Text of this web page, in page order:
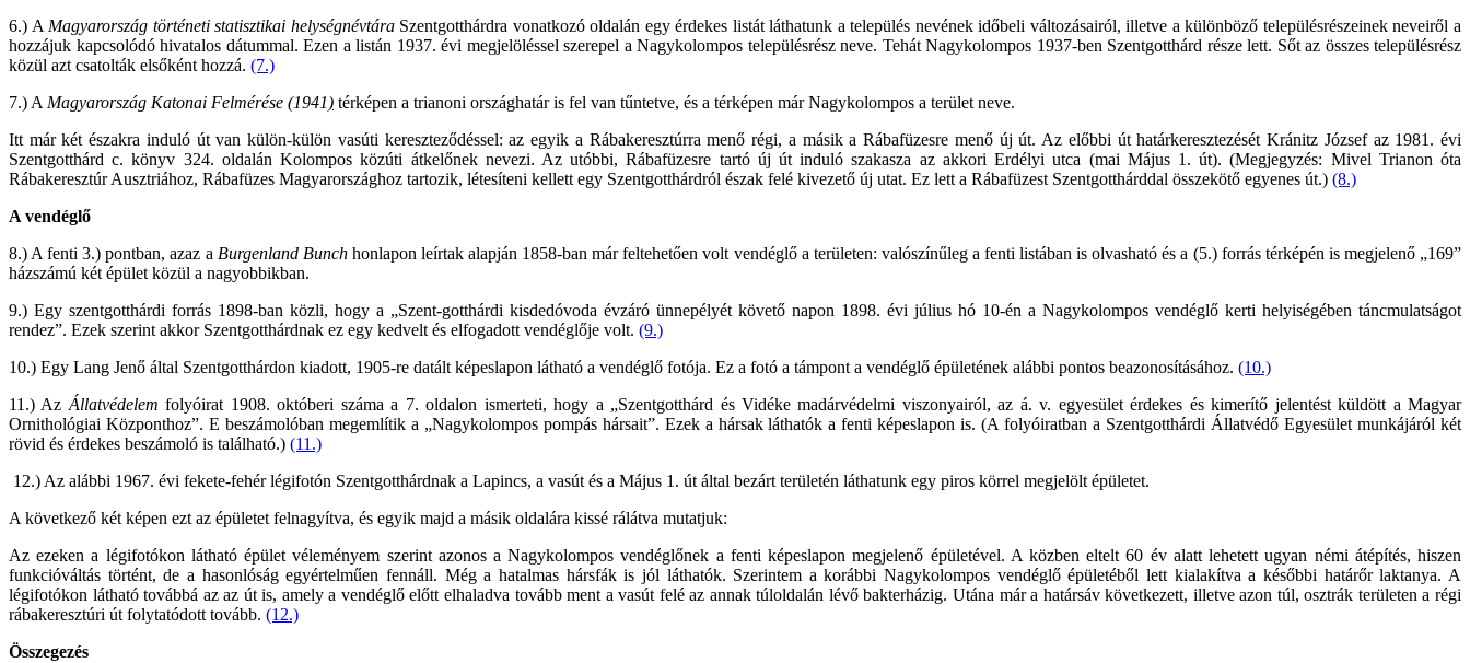
6.) A Magyarország történeti statisztikai helységnévtáraSzentgotthárdra vonatkozó oldalán egy érdekes listát láthatunk a település nevének időbeli változásairól, illetve a különböző településrészeinek neveiről a
hozzájuk kapcsolódó hivatalos dátummal. Ezen a listán 1937. évi megjelöléssel szerepel a Nagykolompos településrész neve. Tehát Nagykolompos 1937-ben Szentgotthárd része lett. Sőt az összes településrész
közül azt csatolták elsőként hozzá. (7.)
7.) A Magyarország Katonai Felmérése (1941) térképen a trianoni országhatár is fel van tűntetve, és a térképen már Nagykolompos a terület neve.
Itt már két északra induló út van külön-külön vasúti kereszteződéssel: az egyik a Rábakeresztúrra menő régi, a másik a Rábafüzesre menő új út. Az előbbi út határkeresztezését Kránitz József az 1981. évi
Szentgotthárd c. könyv 324. oldalán Kolompos közúti átkelőnek nevezi. Az utóbbi, Rábafüzesre tartó új út induló szakasza az akkori Erdélyi utca (mai Május 1. út). (Megjegyzés: Mivel Trianon óta
Rábakeresztúr Ausztriához, Rábafüzes Magyarországhoz tartozik, létesíteni kellett egy Szentgotthárdról észak felé kivezető új utat. Ez lett a Rábafüzest Szentgotthárddal összekötő egyenes út.) (8.)
A vendéglő
8.) A fenti 3.) pontban, azaz a Burgenland Bunchhonlapon leírtak alapján 1858-ban már feltehetően volt vendéglő a területen: valószínűleg a fenti listában is olvasható és a (5.) forrás térképén is megjelenő „169”
házszámú két épület közül a nagyobbikban.
9.) Egy szentgotthárdi forrás 1898-ban közli, hogy a „Szent-gotthárdi kisdedóvoda évzáró ünnepélyét követő napon 1898. évi július hó 10-én a Nagykolompos vendéglő kerti helyiségében táncmulatságot
rendez”. Ezek szerint akkor Szentgotthárdnak ez egy kedvelt és elfogadott vendéglője volt. (9.)
10.) Egy Lang Jenő által Szentgotthárdon kiadott, 1905-re datált képeslapon látható a vendéglő fotója. Ez a fotó a támpont a vendéglő épületének alábbi pontos beazonosításához. (10.)
11.) Az Állatvédelem folyóirat 1908. októberi száma a 7. oldalon ismerteti, hogy a „Szentgotthárd és Vidéke madárvédelmi viszonyairól, az á. v. egyesület érdekes és kimerítő jelentést küldött a Magyar
Ornithológiai Központhoz”. E beszámolóban megemlítik a „Nagykolompos pompás hársait”. Ezek a hársak láthatók a fenti képeslapon is. (A folyóiratban a Szentgotthárdi Állatvédő Egyesület munkájáról két
rövid és érdekes beszámoló is található.) (11.)
12.) Az alábbi 1967. évi fekete-fehér légifotón Szentgotthárdnak a Lapincs, a vasút és a Május 1. út által bezárt területén láthatunk egy piros körrel megjelölt épületet.
A következő két képen ezt az épületet felnagyítva, és egyik majd a másik oldalára kissé rálátva mutatjuk:
Az ezeken a légifotókon látható épület véleményem szerint azonos a Nagykolompos vendéglőnek a fenti képeslapon megjelenő épületével. A közben eltelt 60 év alatt lehetett ugyan némi átépítés, hiszen
funkcióváltás történt, de a hasonlóság egyértelműen fennáll. Még a hatalmas hársfák is jól láthatók. Szerintem a korábbi Nagykolompos vendéglő épületéből lett kialakítva a későbbi határőr laktanya. A
légifotókon látható továbbá az az út is, amely a vendéglő előtt elhaladva tovább ment a vasút felé az annak túloldalán lévő bakterházig. Utána már a határsáv következett, illetve azon túl, osztrák területen a régi
rábakeresztúri út folytatódott tovább. (12.)
Összegezés